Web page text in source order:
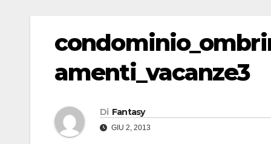
amenti_vacanze3
Di Fantasy
GIU 2, 2013